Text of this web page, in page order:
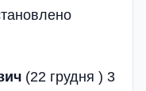
(22 грудня ) 3